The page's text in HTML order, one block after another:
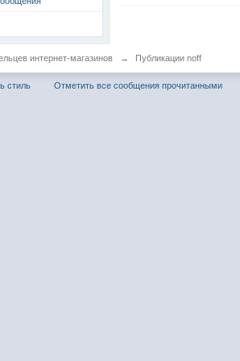
интернет-магазинов → Публикации noff
стиль Отметить все сообщения прочитанными